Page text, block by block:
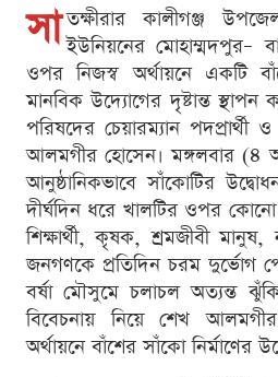
সা তক্ষীরার কালীগঞ্জ
ইউনিয়নের মোহাম্মদপুর–
ওপর নিজস্ব অর্থায়নে একটি
মানবিক উদ্যোগের দৃষ্টান্ত
পরিষদের চেয়ারম্যান পদপ্রার্থী
আলমগীর হোসেন। মঙ্গলবার (৪
আনুষ্ঠানিকভাবে সাঁকোটির
দীর্ঘদিন ধরে খালটির ওপর
শিক্ষার্থী, কৃষক, শ্রমজীবী
জনগণকে প্রতিদিন চরম দুর্ভোগ
বর্ষা মৌসুমে চলাচল অত্যন্ত
বিবেচনায় নিয়ে শেখ
অর্থায়নে বাঁশের সাঁকো নির্মাণের